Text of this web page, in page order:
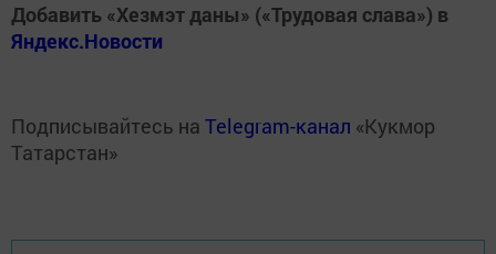
Добавить «Хезмэт даны» («Трудовая слава») в
Яндекс.Новости
Подписывайтесь на Telegram-канал «Кукмор
Татарстан»